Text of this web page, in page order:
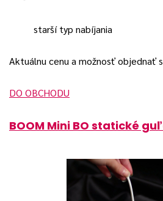
starší typ nabíjania
Aktuálnu cenu a možnosť objednať
DO OBCHODU
BOOM Mini BO statické